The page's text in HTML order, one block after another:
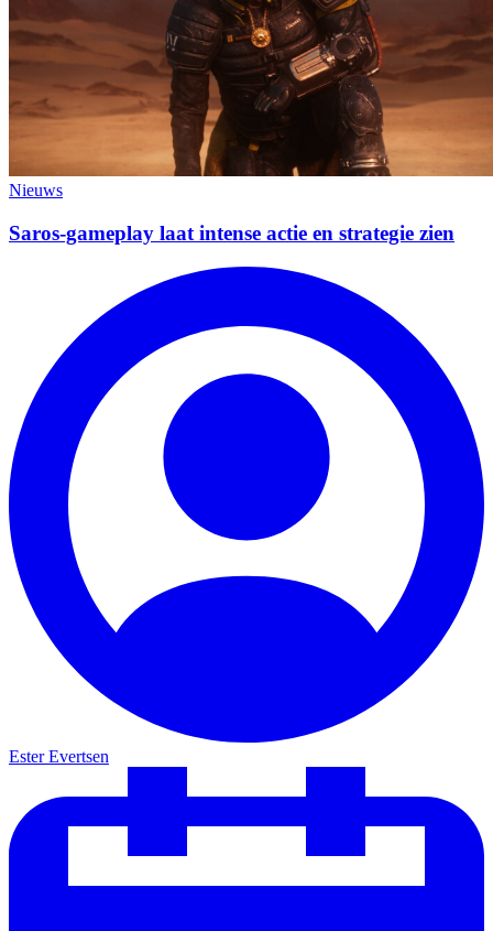
Nieuws
Saros-gameplay laat intense actie en strategie zien
Ester Evertsen